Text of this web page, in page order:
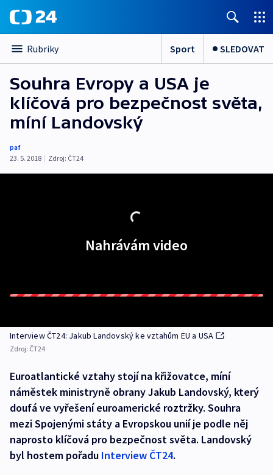
Rubriky Sport SLEDOVAT
Souhra Evropy a USA je
klíčová pro bezpečnost světa,
míní Landovský
paf
23. 5. 2018 | Zdroj: ČT24
Nahrávám video
Interview ČT24: Jakub Landovský ke vztahům EU a USA
Zdroj: ČT24
Euroatlantické vztahy stojí na křižovatce, míní
náměstek ministryně obrany Jakub Landovský, který
doufá ve vyřešení euroamerické roztržky. Souhra
mezi Spojenými státy a Evropskou unií je podle něj
naprosto klíčová pro bezpečnost světa. Landovský
byl hostem pořadu Interview ČT24.